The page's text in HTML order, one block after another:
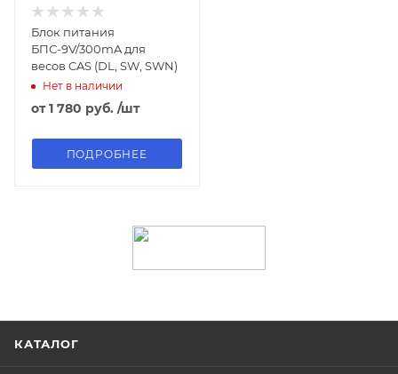
Блок питания
БПС-9V/300mA для
весов CAS (DL, SW, SWN)
Нет в наличии
от1 780 руб. /шт
ПОДРОБНЕЕ
КАТАЛОГ